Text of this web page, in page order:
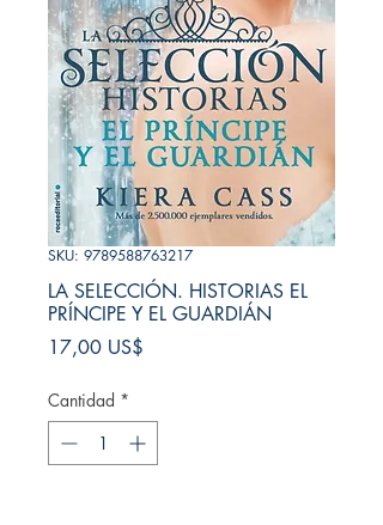
SKU: 9789588763217
LA SELECCIÓN. HISTORIAS EL
PRÍNCIPE Y EL GUARDIÁN
17,00 US$
Cantidad *